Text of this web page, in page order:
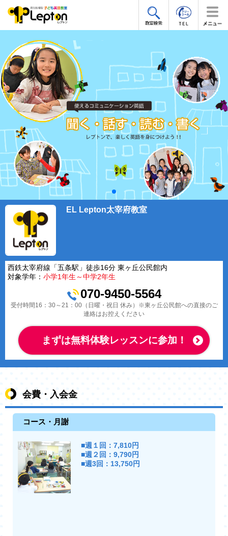
EL Lepton太宰府教室
西鉄太宰府線「五条駅」徒歩16分 東ヶ丘公民館内
対象学年： 小学1年生～中学2年生
070-9450-5564
受付時間16：30～21：00（日曜・祝日 休み）※東ヶ丘公民館への直接のご
連絡はお控えください
まずは無料体験レッスンに参加！
会費・入会金
コース・月謝
■週１回：7,810円
■週２回：9,790円
■週3回：13,750円